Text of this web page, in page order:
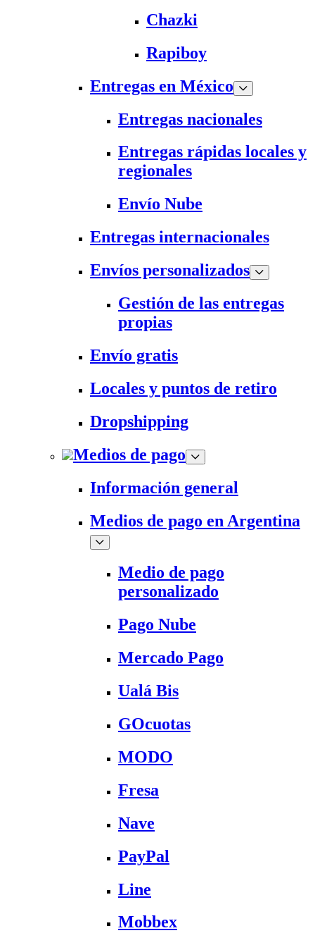
Chazki
Rapiboy
Entregas en México
Entregas nacionales
Entregas rápidas locales y
regionales
Envío Nube
Entregas internacionales
Envíos personalizados
Gestión de las entregas
propias
Envío gratis
Locales y puntos de retiro
Dropshipping
Medios de pago
Información general
Medios de pago en Argentina
Medio de pago
personalizado
Pago Nube
Mercado Pago
Ualá Bis
GOcuotas
MODO
Fresa
Nave
PayPal
Line
Mobbex